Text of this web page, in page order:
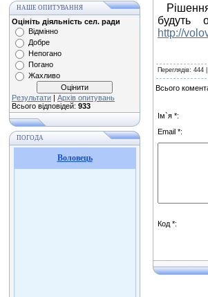
НАШЕ ОПИТУВАННЯ
Оцініть діяльність сел. ради
Відмінно
Добре
Непогано
Погано
Жахливо
Результати | Архів опитувань
Всього відповідей: 933
ПОГОДА
Воловець
будуть
http://
Переглядів: 444 |
Всього
Ім`я *:
Email *:
Код *: